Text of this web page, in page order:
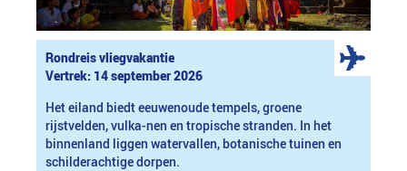
Rondreis vliegvakantie
Vertrek: 14 september 2026
Het eiland biedt eeuwenoude tempels, groene
rijstvelden, vulka-nen en tropische stranden. In het
binnenland liggen watervallen, botanische tuinen en
schilderachtige dorpen.